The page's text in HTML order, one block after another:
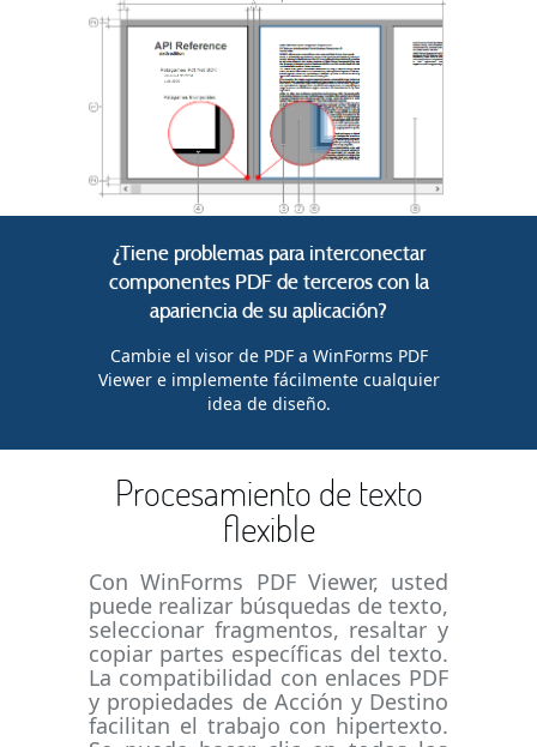
¿Tiene problemas para interconectar
componentes PDF de terceros con la
apariencia de su aplicación?
Cambie el visor de PDF a WinForms PDF
Viewer e implemente fácilmente cualquier
idea de diseño.
Procesamiento de texto
flexible
Con WinForms PDF Viewer, usted
puede realizar búsquedas de texto,
seleccionar fragmentos, resaltar y
copiar partes específicas del texto.
La compatibilidad con enlaces PDF
y propiedades de Acción y Destino
facilitan el trabajo con hipertexto.